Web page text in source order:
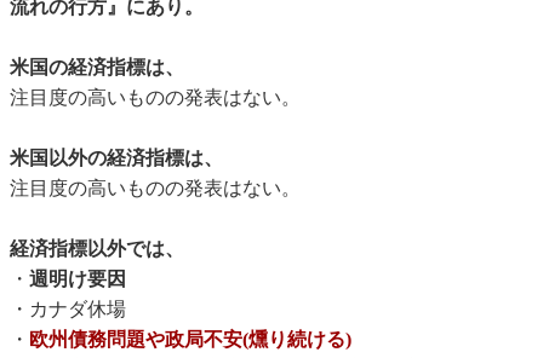
流れの行方』にあり。
米国の経済指標は、
注目度の高いものの発表はない。
米国以外の経済指標は、
注目度の高いものの発表はない。
経済指標以外では、
・ 週明け要因
・カナダ休場
・ 欧州債務問題や政局不安(燻り続ける)